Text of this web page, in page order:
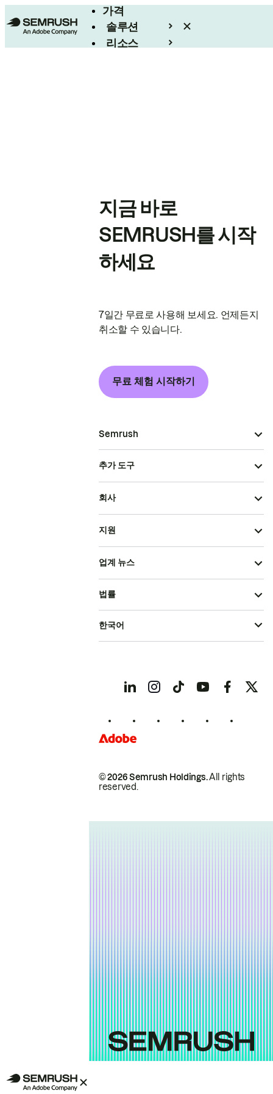
가격
솔루션
리소스
지금 바로
SEMRUSH를 시작
하세요
7일간 무료로 사용해 보세요. 언제든지
취소할 수 있습니다.
무료 체험 시작하기
Semrush
추가 도구
회사
지원
업계 뉴스
© 2026 Semrush Holdings.All rights
reserved.
법률
한국어